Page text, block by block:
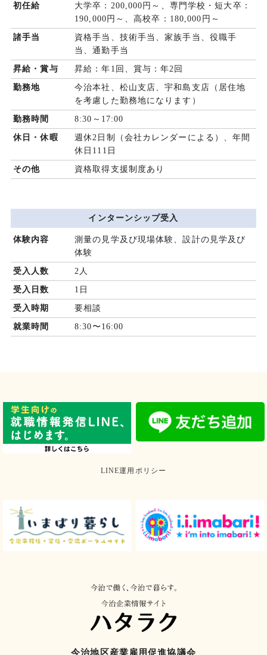
初任給
大学卒：200,000円～、専門学校・短大卒：
190,000円～、高校卒：180,000円～
諸手当
資格手当、技術手当、家族手当、役職手
当、通勤手当
昇給・賞与 昇給：年1回、賞与：年2回
勤務地
今治本社、松山支店、宇和島支店（居住地
を考慮した勤務地になります）
勤務時間 8:30～17:00
休日・休暇
週休2日制（会社カレンダーによる）、年間
休日111日
その他 資格取得支援制度あり
インターンシップ受入
体験内容
測量の見学及び現場体験、設計の見学及び
体験
受入人数 2人
受入日数 1日
受入時期 要相談
就業時間 8:30〜16:00
LINE運用ポリシー
今治地区産業雇用促進協議会